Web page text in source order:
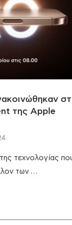
της Apple
τεχνολογίας
των …